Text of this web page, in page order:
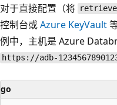
对于直接配置（将 retrieve
控制台或Azure KeyVault
例中，主机是 Azure
https://adb-
go